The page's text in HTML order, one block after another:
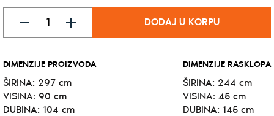
DODAJ U KORPU
DIMENZIJE PROIZVODA
ŠIRINA: 297 cm
VISINA: 90 cm
DUBINA: 104 cm
DIMENZIJE RASKLOPA
ŠIRINA: 244 cm
VISINA: 45 cm
DUBINA: 145 cm